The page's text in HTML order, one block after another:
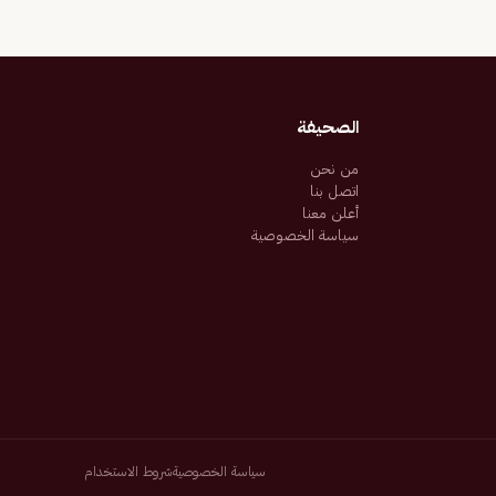
الصحيفة
من نحن
اتصل بنا
أعلن معنا
سياسة الخصوصية
سياسة الخصوصيةشروط الاستخدام